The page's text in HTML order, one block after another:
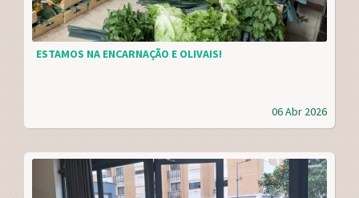
06 Abr 2026
ESTAMOS NA ENCARNAÇÃO E OLIVAIS!